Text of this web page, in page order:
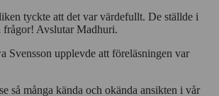
tyckte att det var värdefullt. De ställde i
Svensson upplevde att föreläsningen var